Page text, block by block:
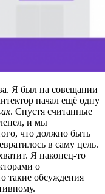
Я был на совещании
начал ещё одну
. Спустя считанные
и мы
что должно быть
в саму цель.
Я наконец-то
о
такие обсуждения